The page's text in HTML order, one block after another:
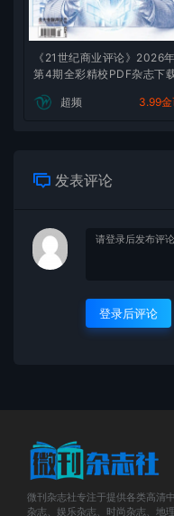
《21世纪商业评论》2026年
第4期全彩精校PDF杂志下
超频 3.99
发表评论
登录后评论
微刊杂志社专注于提供各类高清
杂志、娱乐杂志、时尚杂志、地